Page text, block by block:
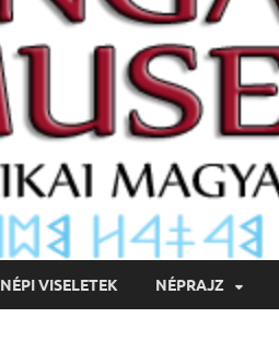
NÉPI VISELETEK NÉPRAJZ